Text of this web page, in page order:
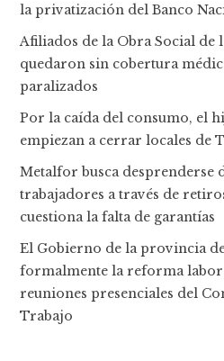
la privatización del Banco
Afiliados de la Obra Social de
quedaron sin cobertura
paralizados
Por la caída del consumo, el
empiezan a cerrar locales de
Metalfor busca desprenderse
trabajadores a través de
cuestiona la falta de garantías
El Gobierno de la provincia
formalmente la reforma
reuniones presenciales del
Trabajo